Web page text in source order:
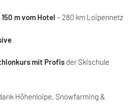
m vom Hotel – 280 km Loipennetz
mit Profisder Skischule
Höhenloipe, Snowfarming &